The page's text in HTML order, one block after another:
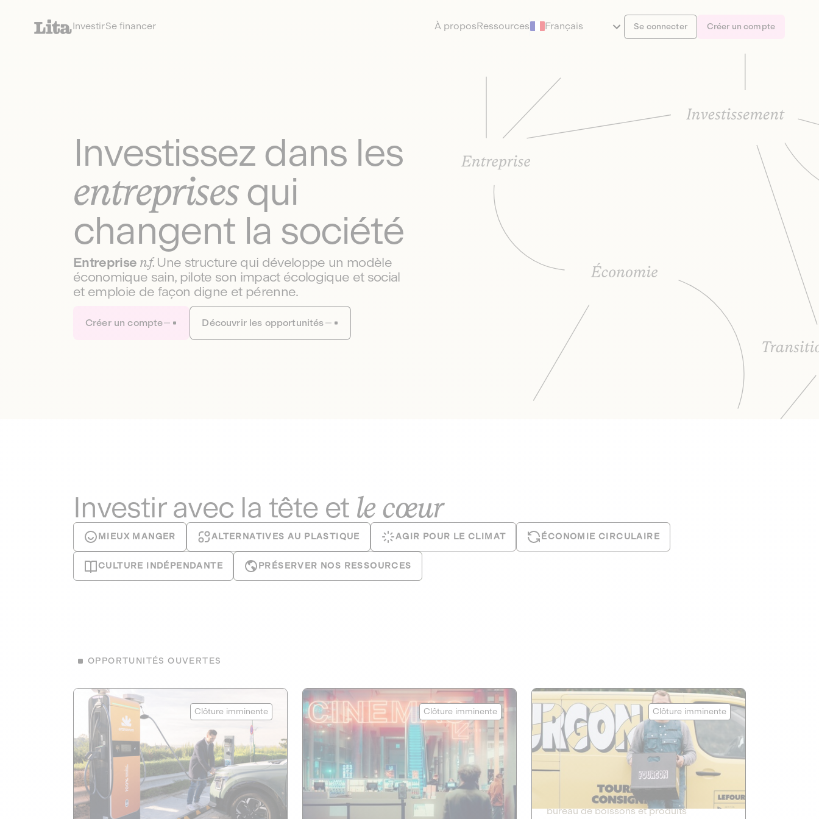
InvestirSe financer À proposRessources Français Se connecter Créer un compte
Investissez dans les
entreprisesqui
changent la société
Entreprise n.f. Une structure qui développe un modèle
économique sain, pilote son impact écologique et social
et emploie de façon digne et pérenne.
Créer un compte Découvrir les opportunités
Investir avec la tête et le cœur
MIEUX MANGER ALTERNATIVES AU PLASTIQUE AGIR POUR LE CLIMAT ÉCONOMIE CIRCULAIRE
CULTURE INDÉPENDANTE PRÉSERVER NOS RESSOURCES
OPPORTUNITÉS OUVERTES
Clôture imminente
Eranovum
ÉNERGIES RENOUVELABLES
AGIR POUR LE CLIMAT 1
Développeur d'infrastructures de
recharges pour véhicules électriques
Clôture imminente
mk2 cinémas
CAPITAL INVESTISSEMENT
CULTURE INDÉPENDANTE 1
Maison de cinéma indépendante de
Clôture imminente
Le Fourgon
DETTE PRIVÉE
ÉCONOMIE CIRCULAIRE 2
Le service de livraison à domicile et au
bureau de boissons et produits